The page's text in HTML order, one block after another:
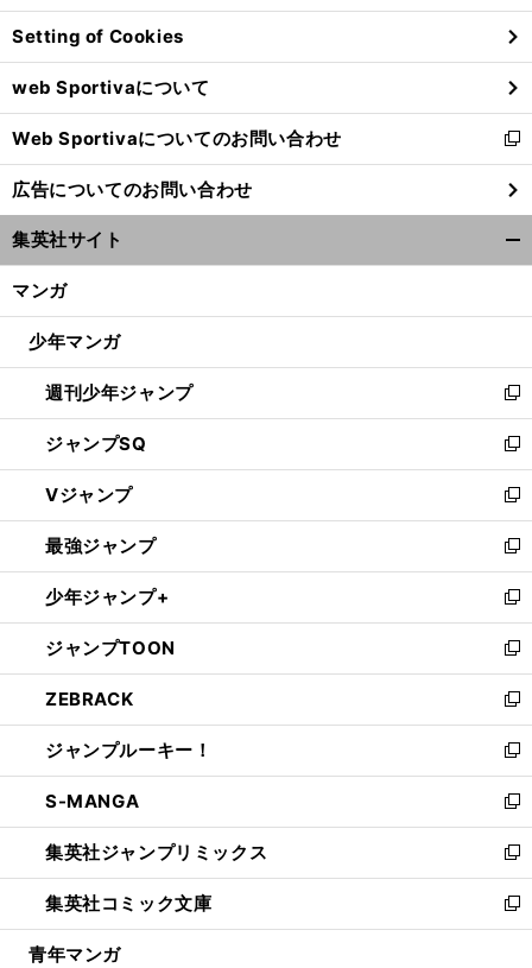
ン
ド
ウ
で
開
く
Setting of Cookies
web Sportivaについて
Web Sportivaについてのお問い合わせ
新
し
い
ウ
ィ
ン
ウ
開
く
広告についてのお問い合わせ
集英社サイト
マンガ
少年マンガ
週刊少年ジャンプ
新
し
い
ウ
ィ
ン
ド
ウ
で
開
く
ジャンプSQ
新
し
い
ウ
ィ
ン
ド
ウ
で
開
く
Vジャンプ
新
し
い
ウ
ィ
ン
ド
ウ
で
開
く
最強ジャンプ
新
し
い
ウ
ィ
ン
ド
ウ
で
開
く
少年ジャンプ+
新
し
い
ウ
ィ
ン
ド
ウ
で
開
く
ジャンプTOON
新
し
い
ウ
ィ
ン
ド
ウ
で
開
く
ZEBRACK
新
し
い
ウ
ィ
ン
ド
ウ
で
開
ジャンプルーキー！
新
し
い
ウ
ィ
ン
ド
ウ
S-MANGA
新
し
い
ウ
ィ
ン
集英社ジャンプリミックス
新
し
い
ウ
集英社コミック文庫
新
し
青年マンガ